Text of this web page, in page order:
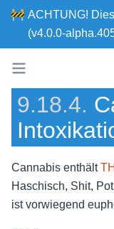
🚧 ACHTUNG!
(v4.0.0-
9.18.4.
Cannabis enthält
Haschisch, Shit,
ist vorwiegend